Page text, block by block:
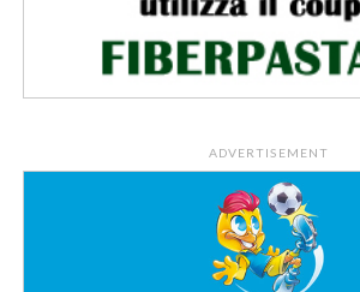
ADVERTISEMENT